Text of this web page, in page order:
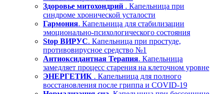
Здоровье митохондрий . Капельница при
синдроме хронической усталости
Гармония. Капельница для стабилизации
эмоционально-психологического состояния
Stop ВИРУС. Капельница при простуде,
противовирусное средство №1
Антиоксидантная Терапия. Капельница
замедляет процесс старения на клеточном уровне
ЭНЕРГЕТИК . Капельница для полного
восстановления после гриппа и COVID-19